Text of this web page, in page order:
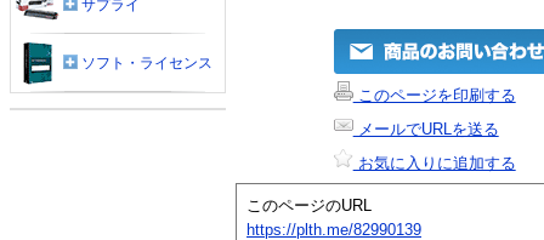
このページを印刷する
メールでURLを送る
お気に入りに追加する
このページのURL
https://plth.me/82990139
サプライ
ソフト・ライセンス